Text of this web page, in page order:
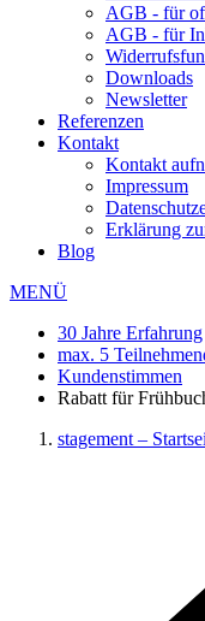
AGB - für
AGB - für
Downloads
Newsletter
Referenzen
Kontakt
Kontakt
Impressum
Erklärung
Blog
MENÜ
30 Jahre Erfahrung
max. 5
Kundenstimmen
Rabatt für
stagement –